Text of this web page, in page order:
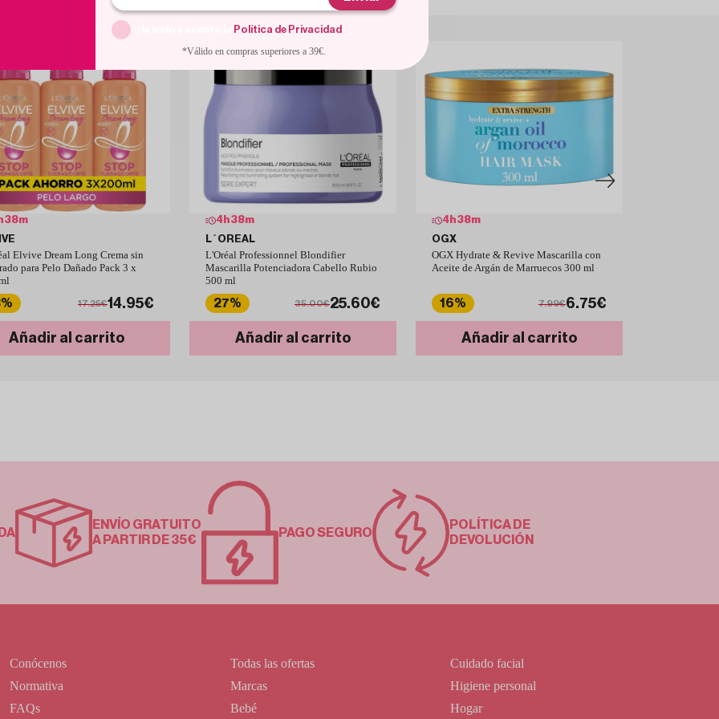
38m
Elvive Dream Long Crema sin
para Pelo Dañado Pack 3 x
17.25€14.95€
Añadir al carrito
4 h38m
L´OREAL
L'Oréal Professionnel Blondifier
Mascarilla Potenciadora Cabello Rubio
500 ml
27% 35.00€25.60€
Añadir al carrito
4 h38m
OGX
OGX Hydrate & Revive Mascarilla con
Aceite de Argán de Marruecos 300 ml
16% 7.99€6.75€
Añadir al carrito
ENVÍO GRATUITO
A PARTIR DE 35€
PAGO SEGURO
POLÍTICA DE
DEVOLUCIÓN
Conócenos
Normativa
FAQs
Todas las ofertas
Marcas
Bebé
Cuidado facial
Higiene personal
Hogar
Política de Privacidad
*Válido en compras superiores a 39€.